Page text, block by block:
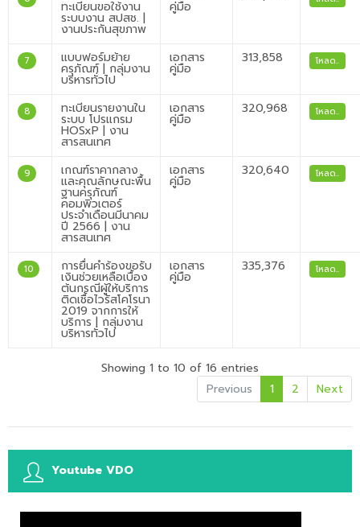
ทะเบียนขอใช้งาน
ระบบงาน สปสช. |
งานประกันสุขภาพ
คู่มือ
7 แบบฟอร์มย้าย
ครุภัณฑ์ | กลุ่มงาน
บริหารทั่วไป
เอกสาร
คู่มือ
313,858 โหลด..
8 ทะเบียนรายงานใน
ระบบ โปรแกรม
HOSxP | งาน
สารสนเทศ
เอกสาร
คู่มือ
320,968 โหลด..
9 เกณฑ์ราคากลาง
และคุณลักษณะพื้น
ฐานครุภัณฑ์
คอมพิวเตอร์
ประจำเดือนมีนาคม
ปี 2566 | งาน
สารสนเทศ
เอกสาร
คู่มือ
320,640 โหลด..
10 การยื่นคำร้องขอรับ
เงินช่วยเหลือเบื้อง
ต้นกรณีผู้ให้บริการ
ติดเชื้อไวรัสโคโรนา
2019 จากการให้
บริการ | กลุ่มงาน
บริหารทั่วไป
เอกสาร
คู่มือ
335,376 โหลด..
Showing 1 to 10 of 16 entries
Previous
1 2 Next
Youtube VDO